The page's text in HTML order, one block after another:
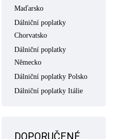
Maďarsko
Dálniční poplatky
Chorvatsko
Dálniční poplatky
Německo
Dálniční poplatky Polsko
Dálniční poplatky Itálie
DOPORUČENÉ